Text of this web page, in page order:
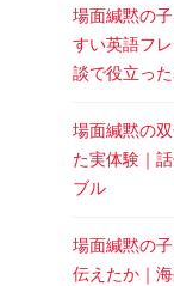
場面緘黙の
すい英語フ
談で役立っ
場面緘黙の
た実体験｜
ブル
場面緘黙の
伝えたか｜